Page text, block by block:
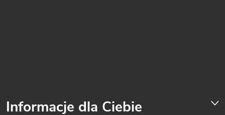
Informacje dla Ciebie